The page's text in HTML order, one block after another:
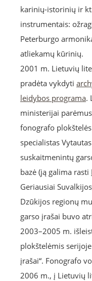
karinių-istorinių ir
instrumentais:
Peterburgo
atliekamų kūrinių.
2001 m. Lietuvių
pradėta vykdyti
leidybos programa.
ministerijai
fonografo
specialistas
suskaitmenintų
bazė (ją galima rasti
Geriausiai
Dzūkijos regionų
garso įrašai buvo
2003–2005 m.
plokštelėmis
įrašai“. Fonografo
2006 m., į Lietuvių